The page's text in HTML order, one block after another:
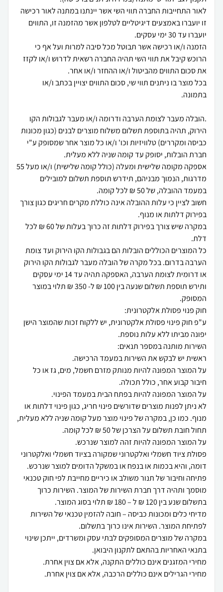
לאור התחייבות החברה תווי השי אשר יינתנו במתנה לאור רכישה
זו יועברו באמצעים דיגיטליים לטלפון אשר מהזמנה זו, התווים
הזמנה ו/או רכישה אשר תבוטל מכל סיבה למרות ועל אף כי
הרוכש קיבל את תווי השי תהיה החברה רשאית לדרוש ו/או לקזז
בכל מוצר בו ניתנים תווי שי, סכום התווים יצויין בכתב ו/או
.הובלה מעבר לצומת הערבה ודרומה ו/או מעבר לגבולות הקו
הירוק, תהיה בתוספת תשלום משלוח מוצרים לבנים (כגון מכונות
כביסה ומקררים) טלוויזיות וכו' ו/או כל מוצר אחר שמסופק ע"י
אספקה מקומה שלישית ומעלה (כולל קומה שלישית) ו/או מעל 55
מדרגות, הנמוך מבניהם, תידרש תוספת תשלום למובילים
חשוב לציין כי עלות ההובלה אינה כוללת מקרים חריגים כגון צורך
במקרה שיש צורך בפירוק דלתות זה כרוך בעלות של 60 ₪ לכל
כל המוצרים הכוללים הובלות הם בגבולות הקו הירוק ועד צומת
הערבה בדרום. בכל מקרה של הובלה מעבר לגבולות הקו הירוק
או דרומית לצומת הערבה, האספקה תהיה עד 14 ימי עסקים
ותירש תוספת תשלום שנעה בין 100 ₪ ל- 350 ₪ תלוי במוצר
ע"פ חוק פינוי פסולת אלקטרונית, יש ללקוח זכות שהמוצר הישן
על המוצר המפונה להיות מנותק מזרם חשמל, מים, גז או כל
לא ניתן לפנות מוצרים שדורשים פינוי חריג, כגון פינוי דלתות או
מנוף. כמו כן, במקרה של פינוי מוצר מעל קומה שניה ללא מעלית,
פסולת ציוד חשמלי ואלקטרוני שמקורה בציוד חשמלי ואלקטרוני
פתיחה וחיבור של תנור משולב או כיריים מחייבת לפי חוק טכנאי
מוסמך ותהיה דרך חברת השירות של המוצר. השירות כרוך
מדיחי כלים ומכונות כביסה – חובה להזמין טכנאי של השירות
במקרה של מוצרים המסופקים לבתי עסק ומשרדים, ייתכן שינוי
מחירי הגרילים אינם כוללים הרכבה, אלא אם צוין אחרת.